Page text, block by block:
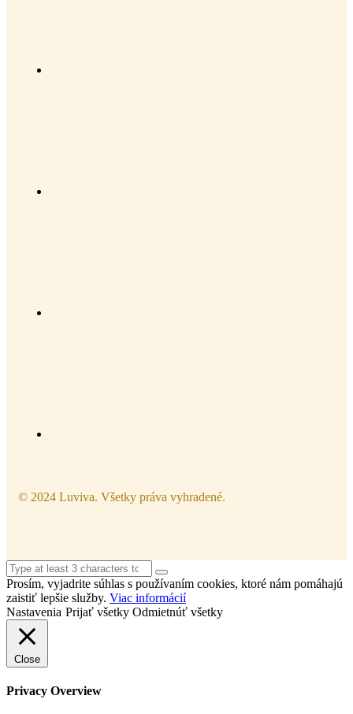
© 2024 Luviva. Všetky práva vyhradené.
Prosím, vyjadrite súhlas s používaním cookies, ktoré nám pomáhajú
zaistiť lepšie služby. Viac informácií
Nastavenia Prijať všetky Odmietnúť všetky
Close
Privacy Overview